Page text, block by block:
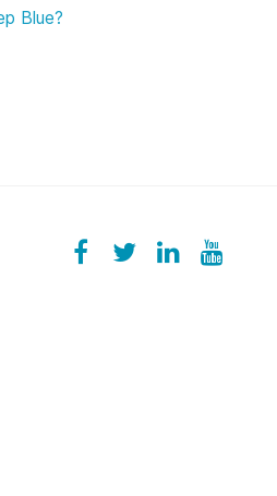
Blue?
Facebook
ezeeplive
Twitter
ezeepLinkedIn
ezeep